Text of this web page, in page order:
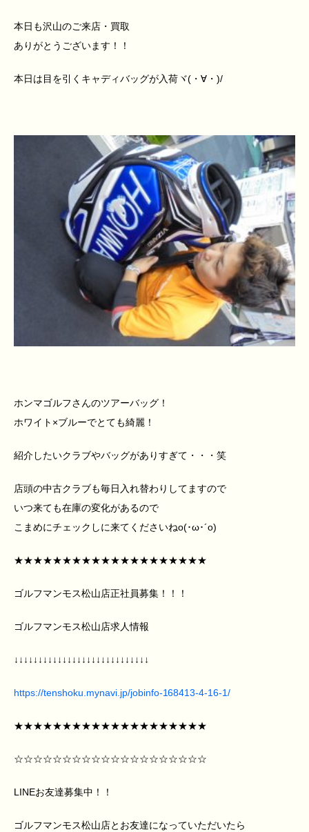
本日も沢山のご来店・買取
ありがとうございます！！
本日は目を引くキャディバッグが入荷ヾ(・∀・)/
ホンマゴルフさんのツアーバッグ！
ホワイト×ブルーでとても綺麗！
紹介したいクラブやバッグがありすぎて・・・笑
店頭の中古クラブも毎日入れ替わりしてますので
いつ来ても在庫の変化があるので
こまめにチェックしに来てくださいねo(･ω･´o)
★★★★★★★★★★★★★★★★★★★★
ゴルフマンモス松山店正社員募集！！！
ゴルフマンモス松山店求人情報
↓↓↓↓↓↓↓↓↓↓↓↓↓↓↓↓↓↓↓↓↓↓↓↓↓↓↓↓
https://tenshoku.mynavi.jp/jobinfo-168413-4-16-1/
★★★★★★★★★★★★★★★★★★★★
☆☆☆☆☆☆☆☆☆☆☆☆☆☆☆☆☆☆☆☆
LINEお友達募集中！！
ゴルフマンモス松山店とお友達になっていただいたら